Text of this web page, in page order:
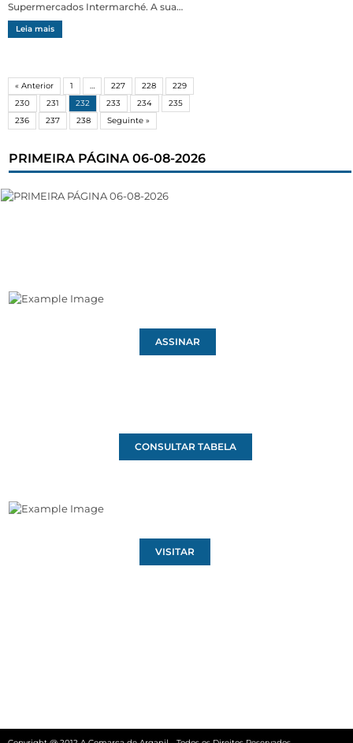
Supermercados Intermarché. A sua…
Leia mais
« Anterior 1 … 227 228
229
230
231 232 233 234
235
236
237 238 Seguinte »
PRIMEIRA PÁGINA 06-08-2026
ASSINAR
CONSULTAR TABELA
VISITAR